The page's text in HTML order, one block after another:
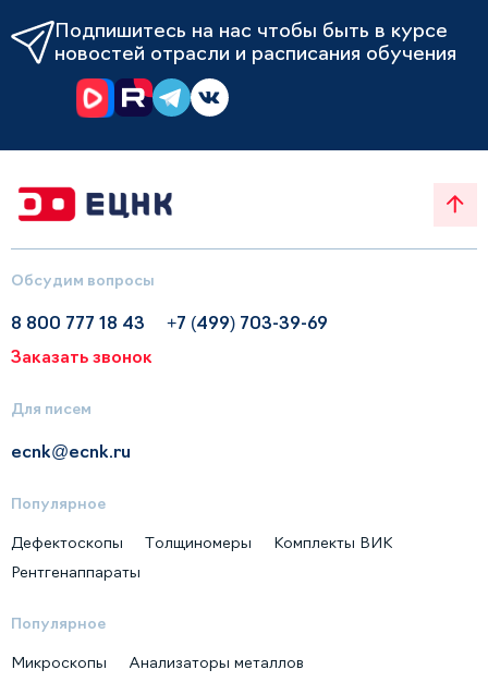
Подпишитесь на нас чтобы быть в курсе
новостей отрасли и расписания обучения
Обсудим вопросы
8 800 777 18 43
+7 (499) 703-39-69
Заказать звонок
Для писем
ecnk@ecnk.ru
Популярное
Дефектоскопы Толщиномеры
Комплекты ВИК
Рентгенаппараты
Популярное
Микроскопы
Анализаторы металлов